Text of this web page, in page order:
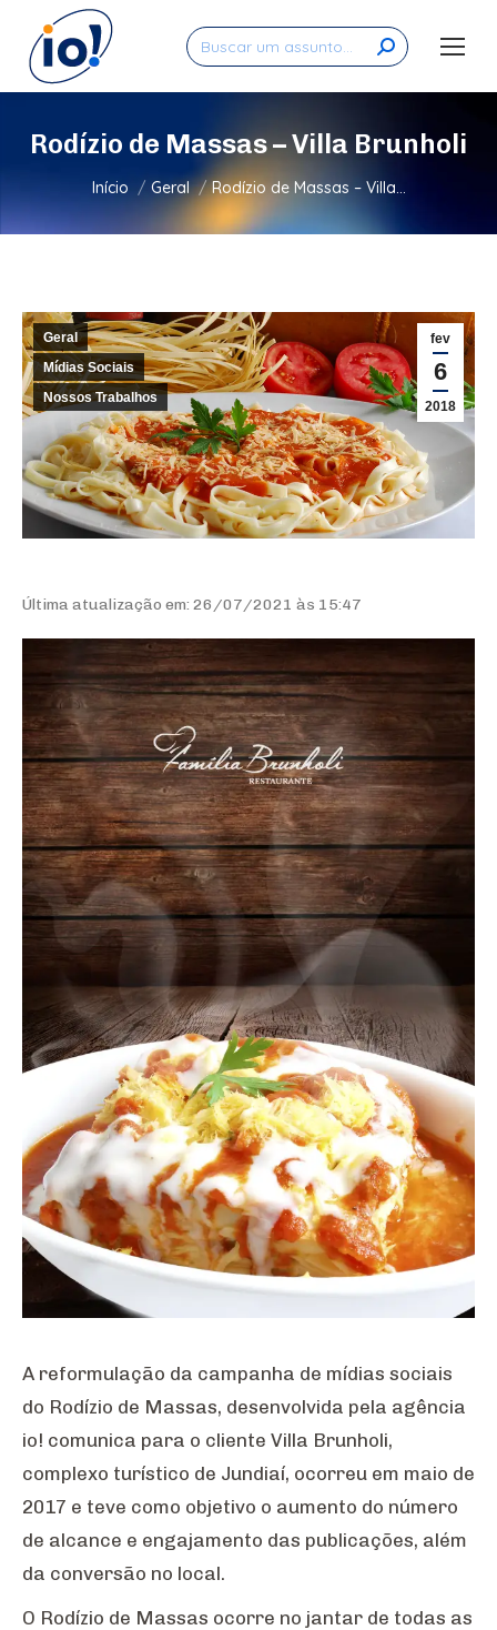
Search:
Rodízio de Massas – Villa Brunholi
Você está aqui:
Início Geral Rodízio de Massas – Villa…
fev
6
2018
Geral
Mídias Sociais
Nossos Trabalhos
Última atualização em: 26/07/2021 às 15:47
A reformulação da campanha de mídias sociais
do Rodízio de Massas, desenvolvida pela agência
io! comunica para o cliente Villa Brunholi,
complexo turístico de Jundiaí, ocorreu em maio de
2017 e teve como objetivo o aumento do número
de alcance e engajamento das publicações, além
da conversão no local.
O Rodízio de Massas ocorre no jantar de todas as